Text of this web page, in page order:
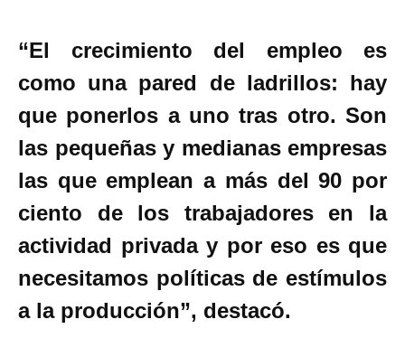
“El crecimiento del empleo es
como una pared de ladrillos: hay
que ponerlos a uno tras otro. Son
las pequeñas y medianas empresas
las que emplean a más del 90 por
ciento de los trabajadores en la
actividad privada y por eso es que
necesitamos políticas de estímulos
a la producción”, destacó.